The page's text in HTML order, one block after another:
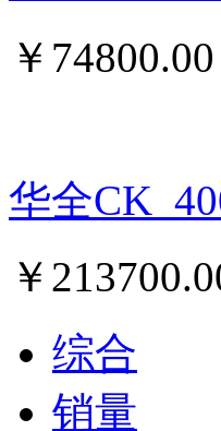
￥ 74800.00
华全
￥
综合
销量